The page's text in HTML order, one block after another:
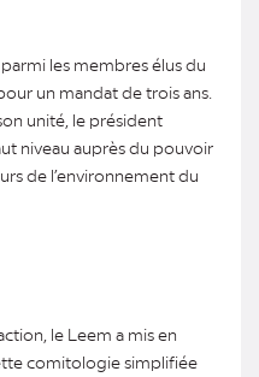
les membres élus du
un mandat de trois ans.
unité, le président
niveau auprès du pouvoir
de l’environnement du
le Leem a mis en
comitologie simplifiée